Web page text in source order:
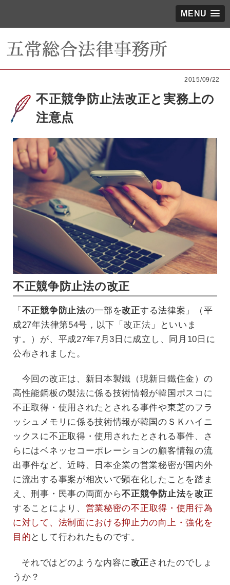
MENU
2015/09/22
不正競争防止法改正と実務上の
注意点
不正競争防止法の改正
「 不正競争防止法の一部を改正する法律案」（平
成27年法律第54号，以下「改正法」といいま
す。）が、平成27年7月3日に成立し、同月10日に
公布されました。
今回の改正は、新日本製鐵（現新日鐵住金）の
高性能鋼板の製法に係る技術情報が韓国ポスコに
不正取得・使用されたとされる事件や東芝のフラ
ッシュメモリに係る技術情報が韓国のＳＫハイニ
ックスに不正取得・使用されたとされる事件、さ
らにはベネッセコーポレーションの顧客情報の流
出事件など、近時、日本企業の営業秘密が国内外
に流出する事案が相次いで顕在化したことを踏ま
え、刑事・民事の両面から不正競争防止法を改正
することにより、 営業秘密の不正取得・使用行為
に対して、法制面における抑止力の向上・強化を
目的 として行われたものです。
それではどのような内容に改正されたのでしょ
うか？